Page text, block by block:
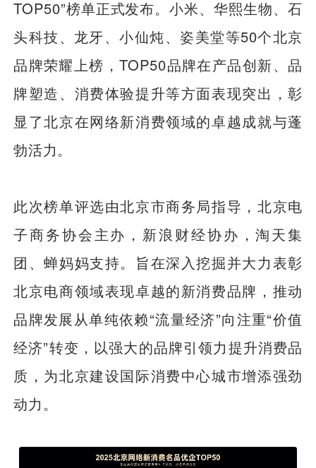
TOP50”榜单正式发布。小米、华熙生物、石
头科技、龙牙、小仙炖、姿美堂等50个北京
品牌荣耀上榜，TOP50品牌在产品创新、品
牌塑造、消费体验提升等方面表现突出，彰
显了北京在网络新消费领域的卓越成就与蓬
勃活力。
此次榜单评选由北京市商务局指导，北京电
子商务协会主办，新浪财经协办，淘天集
团、蝉妈妈支持。旨在深入挖掘并大力表彰
北京电商领域表现卓越的新消费品牌，推动
品牌发展从单纯依赖“流量经济”向注重“价值
经济”转变，以强大的品牌引领力提升消费品
质，为北京建设国际消费中心城市增添强劲
动力。